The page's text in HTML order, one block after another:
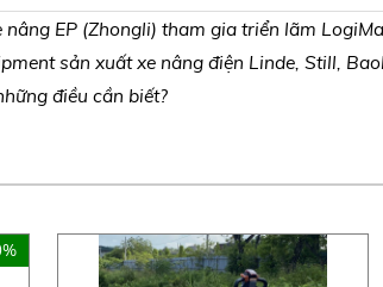
nâng EP (Zhongli) tham gia triển lãm
sản xuất xe nâng điện Linde, Still,
điều cần biết?